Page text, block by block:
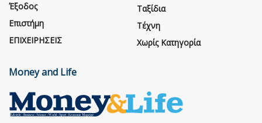
Έξοδος
Επιστήμη
ΕΠΙΧΕΙΡΗΣΕΙΣ
Ταξίδια
Τέχνη
Χωρίς Κατηγορία
Money and Life